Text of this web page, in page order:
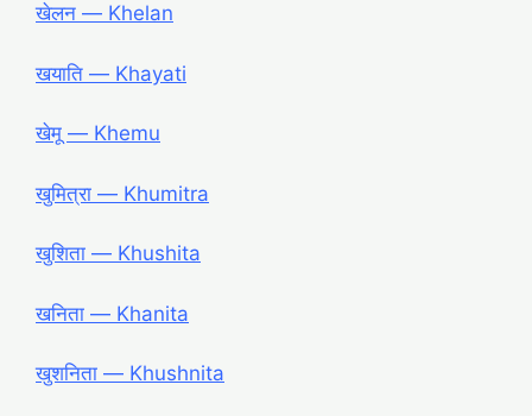
खेलन ― Khelan
खयाति ― Khayati
खेमू ― Khemu
खुमित्रा ― Khumitra
खुशिता ― Khushita
खनिता ― Khanita
खुशनिता ― Khushnita